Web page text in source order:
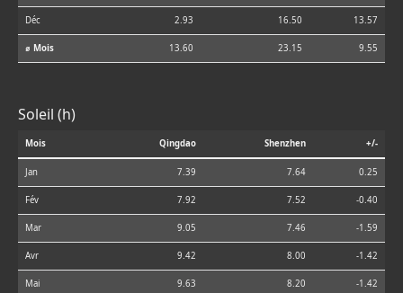
Déc 2.93 16.50 13.57
⌀ Mois 13.60 23.15 9.55
Soleil (h)
Mois Qingdao Shenzhen +/-
Jan 7.39 7.64 0.25
Fév 7.92 7.52 -0.40
Mar 9.05 7.46 -1.59
Avr 9.42 8.00 -1.42
Mai 9.63 8.20 -1.42